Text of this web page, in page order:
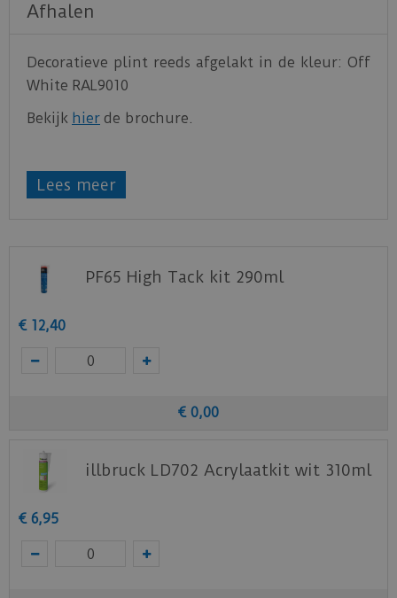
Afhalen
Decoratieve plint reeds afgelakt in de kleur: Off
White RAL9010
Bekijk hier de brochure.
Lees meer
PF65 High Tack kit 290ml
€ 12,40
€ 0,00
illbruck LD702 Acrylaatkit wit 310ml
€ 6,95